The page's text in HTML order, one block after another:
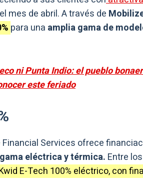
mes de abril. A través de
para una amplia gama de
ni Punta Indio: el pueblo
este feriado
Services ofrece
gama eléctrica y térmica. Entre
E-Tech 100% eléctrico, con